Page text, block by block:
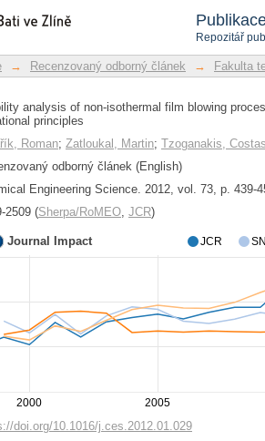
Repozitář
of non-isothermal
principles
→ Recenzovaný odborný článek → Fakulta
analysis of non-isothermal film blowing
principles
Roman; Zatloukal, Martin; Tzoganakis,
odborný článek (English)
Engineering Science. 2012, vol. 73, p. 439-
2509 (Sherpa/RoMEO, JCR)
Journal Impact
2000 2005
JCR
doi.org/10.1016/j.ces.2012.01.029